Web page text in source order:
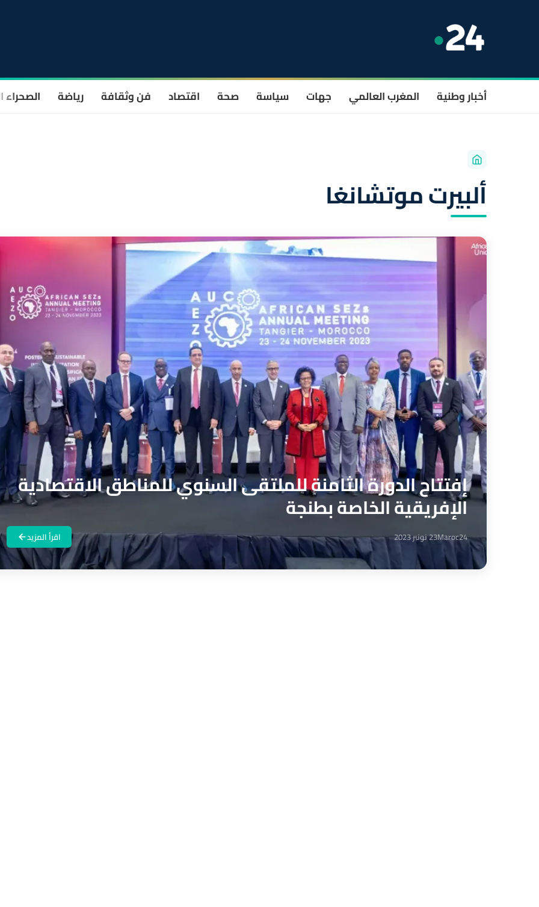
أخبار وطنية المغرب العالمي جهات سياسة صحة اقتصاد فن وثقافة رياضة الصحراء
ألبيرت موتشانغا
إفتتاح الدورة الثامنة للملتقى السنوي للمناطق الاقتصادية
الإفريقية الخاصة بطنجة
Maroc2423 نونبر 2023 اقرأ المزيد